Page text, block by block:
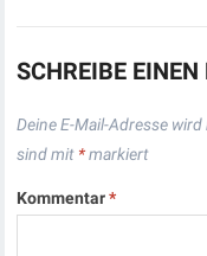
SCHREIBE
Deine E-Mail-Adresse
sind mit *markiert
Kommentar*